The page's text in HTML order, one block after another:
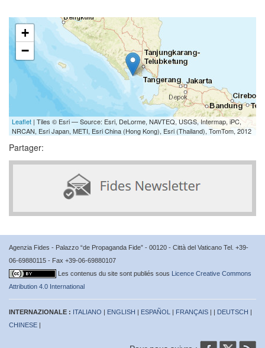
+
−
Leaflet | Tiles © Esri — Source: Esri, DeLorme, NAVTEQ, USGS, Intermap, iPC,
NRCAN, Esri Japan, METI, Esri China (Hong Kong), Esri (Thailand), TomTom, 2012
Partager:
Agenzia Fides - Palazzo “de Propaganda Fide” - 00120 - Città del Vaticano Tel. +39-
06-69880115 - Fax +39-06-69880107
Les contenus du site sont publiés sous Licence Creative Commons
Attribution 4.0 International
INTERNAZIONALE : ITALIANO | ENGLISH | ESPAÑOL | FRANÇAIS | | DEUTSCH |
CHINESE |